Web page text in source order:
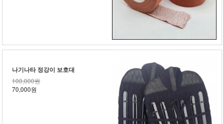
나기나타 정강이 보호대
100,000원
70,000원